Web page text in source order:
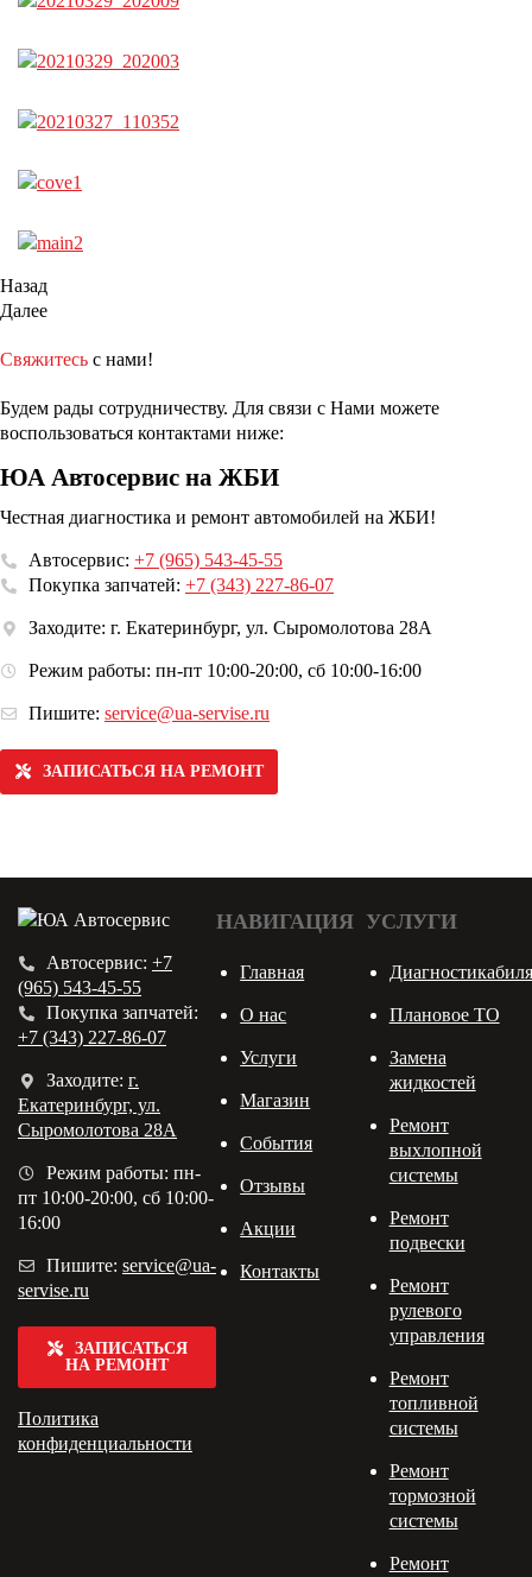
Назад
Далее
Свяжитесь с нами!
Будем рады сотрудничеству. Для связи с Нами можете
воспользоваться контактами ниже:
ЮА Автосервис на ЖБИ
Честная диагностика и ремонт автомобилей на ЖБИ!
Автосервис: +7 (965) 543-45-55
Покупка запчатей: +7 (343) 227-86-07
Заходите: г. Екатеринбург, ул. Сыромолотова 28А
Режим работы: пн-пт 10:00-20:00, сб 10:00-16:00
Пишите: service@ua-servise.ru
ЗАПИСАТЬСЯ НА РЕМОНТ
Автосервис: +7
(965) 543-45-55
Покупка запчатей:
+7 (343) 227-86-07
Заходите: г.
Екатеринбург, ул.
Сыромолотова 28А
Режим работы: пн-
пт 10:00-20:00, сб 10:00-
16:00
Пишите: service@ua-
servise.ru
ЗАПИСАТЬСЯ
НА РЕМОНТ
Политика
конфиденциальности
НАВИГАЦИЯ
Главная
О нас
Услуги
Магазин
События
Отзывы
Акции
Контакты
УСЛУГИ
Диагностикабиля
Плановое ТО
Замена
жидкостей
Ремонт
выхлопной
системы
Ремонт
подвески
Ремонт
рулевого
управления
Ремонт
топливной
системы
Ремонт
тормозной
системы
Ремонт